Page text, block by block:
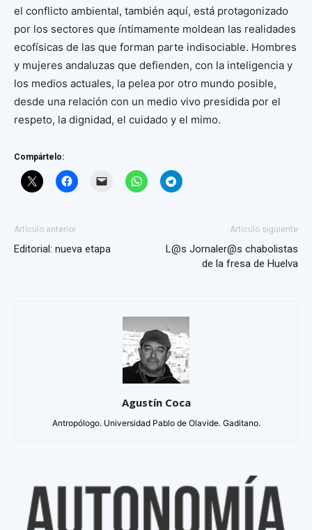
el conflicto ambiental, también aquí, está protagonizado
por los sectores que íntimamente moldean las realidades
ecofísicas de las que forman parte indisociable. Hombres
y mujeres andaluzas que defienden, con la inteligencia y
los medios actuales, la pelea por otro mundo posible,
desde una relación con un medio vivo presidida por el
respeto, la dignidad, el cuidado y el mimo.
Compártelo:
Artículo anterior
Editorial: nueva etapa
Artículo siguiente
L@s Jornaler@s chabolistas
de la fresa de Huelva
Agustín Coca
Antropólogo. Universidad Pablo de Olavide. Gaditano.